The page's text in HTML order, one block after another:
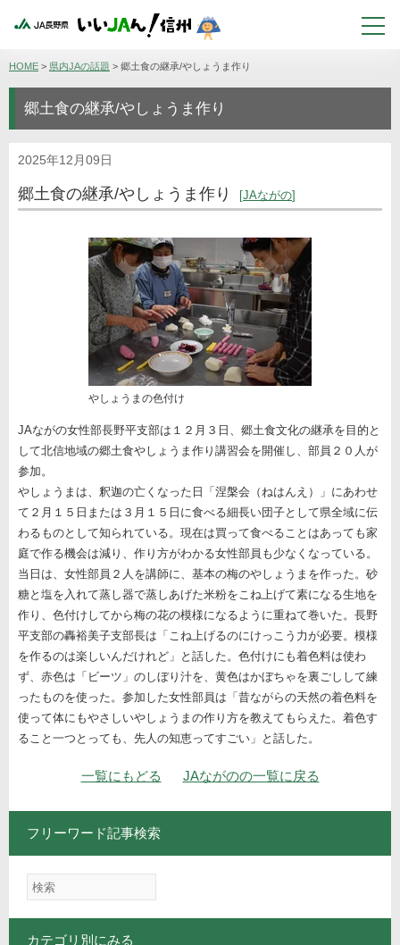
HOME > 県内JAの話題 > 郷土食の継承/やしょうま作り
郷土食の継承/やしょうま作り
2025年12月09日
郷土食の継承/やしょうま作り JAながの
やしょうまの色付け
JAながの女性部長野平支部は１２月３日、郷土食文化の継承を目的と
して北信地域の郷土食やしょうま作り講習会を開催し、部員２０人が
参加。
やしょうまは、釈迦の亡くなった日「涅槃会（ねはんえ）」にあわせ
て２月１５日または３月１５日に食べる細長い団子として県全域に伝
わるものとして知られている。現在は買って食べることはあっても家
庭で作る機会は減り、作り方がわかる女性部員も少なくなっている。
当日は、女性部員２人を講師に、基本の梅のやしょうまを作った。砂
糖と塩を入れて蒸し器で蒸しあげた米粉をこね上げて素になる生地を
作り、色付けしてから梅の花の模様になるように重ねて巻いた。長野
平支部の轟裕美子支部長は「こね上げるのにけっこう力が必要。模様
を作るのは楽しいんだけれど」と話した。色付けにも着色料は使わ
ず、赤色は「ビーツ」のしぼり汁を、黄色はかぼちゃを裏ごしして練
ったものを使った。参加した女性部員は「昔ながらの天然の着色料を
使って体にもやさしいやしょうまの作り方を教えてもらえた。着色す
ること一つとっても、先人の知恵ってすごい」と話した。
ナビゲーション
一覧にもどる JAながのの一覧に戻る
フリーワード記事検索
カテゴリ別にみる